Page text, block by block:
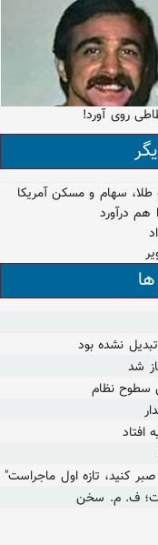
روی آورد!
سهام و مسکن آمریکا
هم درآورد
نشده بود
شد
سطوح نظام
کنید، تازه اول ماجراست"
است؛ ف. م. سخن